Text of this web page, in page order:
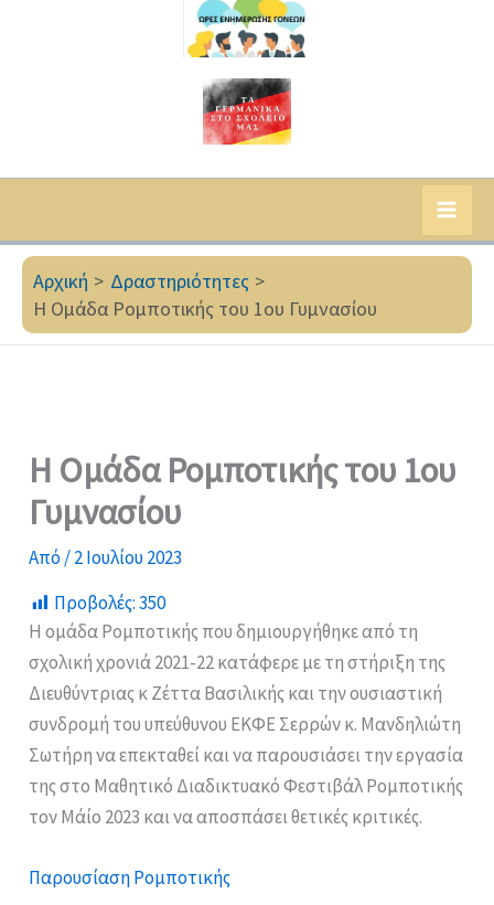
Αρχική
Δραστηριότητες
Η Ομάδα Ρομποτικής του 1ου Γυμνασίου
Η Ομάδα Ρομποτικής του 1ου
Γυμνασίου
Από/2 Ιουλίου 2023
Προβολές:350
Η ομάδα Ρομποτικής που δημιουργήθηκε από τη
σχολική χρονιά 2021-22 κατάφερε με τη στήριξη της
Διευθύντριας κ Ζέττα Βασιλικής και την ουσιαστική
συνδρομή του υπεύθυνου ΕΚΦΕ Σερρών κ. Μανδηλιώτη
Σωτήρη να επεκταθεί και να παρουσιάσει την εργασία
της στο Μαθητικό Διαδικτυακό Φεστιβάλ Ρομποτικής
τον Μάίο 2023 και να αποσπάσει θετικές κριτικές.
Παρουσίαση Ρομποτικής